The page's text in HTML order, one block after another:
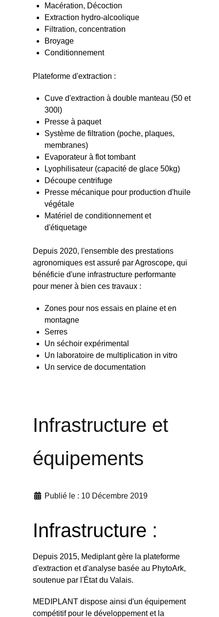
Macération, Décoction
Extraction hydro-alcoolique
Filtration, concentration
Broyage
Conditionnement
Plateforme d'extraction :
Cuve d'extraction à double manteau (50 et
300l)
Presse à paquet
Système de filtration (poche, plaques,
membranes)
Evaporateur à flot tombant
Lyophilisateur (capacité de glace 50kg)
Découpe centrifuge
Presse mécanique pour production d'huile
végétale
Matériel de conditionnement et
d'étiquetage
Depuis 2020, l'ensemble des prestations
agronomiques est assuré par Agroscope, qui
bénéficie d'une infrastructure performante
pour mener à bien ces travaux :
Zones pour nos essais en plaine et en
montagne
Serres
Un séchoir expérimental
Un laboratoire de multiplication in vitro
Un service de documentation
Infrastructure et
équipements
Publié le : 10 Décembre 2019
Infrastructure :
Depuis 2015, Mediplant gère la plateforme
d'extraction et d'analyse basée au PhytoArk,
soutenue par l'État du Valais.
MEDIPLANT dispose ainsi d'un équipement
compétitif pour le développement et la